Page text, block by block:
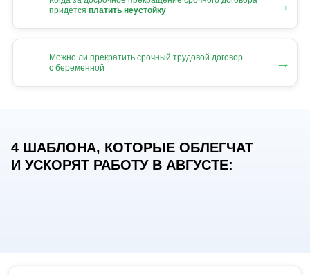
придется платить неустойку →
Можно ли прекратить срочный трудовой договор
с беременной
→
4 ШАБЛОНА, КОТОРЫЕ ОБЛЕГЧАТ
И УСКОРЯТ РАБОТУ В АВГУСТЕ: